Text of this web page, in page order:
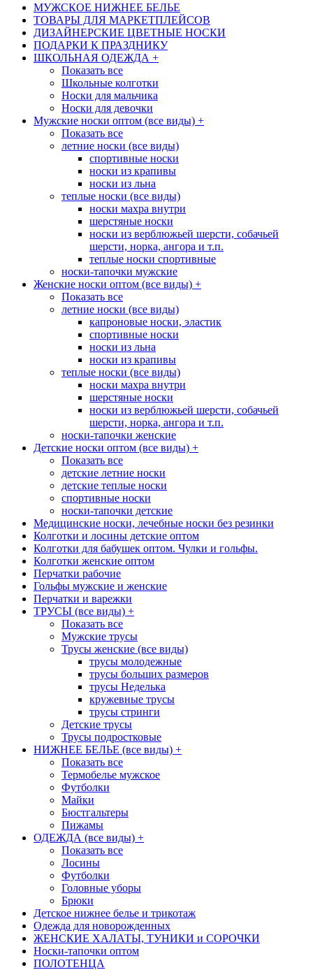
МУЖСКОЕ НИЖНЕЕ БЕЛЬЕ
ТОВАРЫ ДЛЯ МАРКЕТПЛЕЙСОВ
ДИЗАЙНЕРСКИЕ ЦВЕТНЫЕ НОСКИ
ПОДАРКИ К ПРАЗДНИКУ
ШКОЛЬНАЯ ОДЕЖДА +
Показать все
Школьные колготки
Носки для мальчика
Носки для девочки
Мужские носки оптом (все виды) +
Показать все
летние носки (все виды)
спортивные носки
носки из крапивы
носки из льна
теплые носки (все виды)
носки махра внутри
шерстяные носки
носки из верблюжьей шерсти, собачьей
шерсти, норка, ангора и т.п.
теплые носки спортивные
носки-тапочки мужские
Женские носки оптом (все виды) +
Показать все
летние носки (все виды)
капроновые носки, эластик
спортивные носки
носки из льна
носки из крапивы
теплые носки (все виды)
носки махра внутри
шерстяные носки
носки из верблюжьей шерсти, собачьей
шерсти, норка, ангора и т.п.
носки-тапочки женские
Детские носки оптом (все виды) +
Показать все
детские летние носки
детские теплые носки
спортивные носки
носки-тапочки детские
Медицинские носки, лечебные носки без резинки
Колготки и лосины детские оптом
Колготки для бабушек оптом. Чулки и гольфы.
Колготки женские оптом
Перчатки рабочие
Гольфы мужские и женские
Перчатки и варежки
ТРУСЫ (все виды) +
Показать все
Мужские трусы
Трусы женские (все виды)
трусы молодежные
трусы больших размеров
трусы Неделька
кружевные трусы
трусы стринги
Детские трусы
Трусы подростковые
НИЖНЕЕ БЕЛЬЕ (все виды) +
Показать все
Термобелье мужское
Футболки
Майки
Бюстгальтеры
Пижамы
ОДЕЖДА (все виды) +
Показать все
Лосины
Футболки
Головные уборы
Брюки
Детское нижнее белье и трикотаж
Одежда для новорожденных
ЖЕНСКИЕ ХАЛАТЫ, ТУНИКИ и СОРОЧКИ
Носки-тапочки оптом
ПОЛОТЕНЦА